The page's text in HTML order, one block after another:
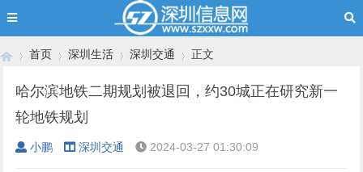
›
首页
›
深圳生活 深圳交通 正文
哈尔滨地铁二期规划被退回，约30城正在研究新一
轮地铁规划
小鹏 深圳交通 2024-03-27 01:30:09